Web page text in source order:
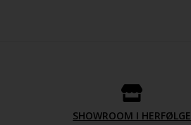
SHOWROOM I HERFØLGE